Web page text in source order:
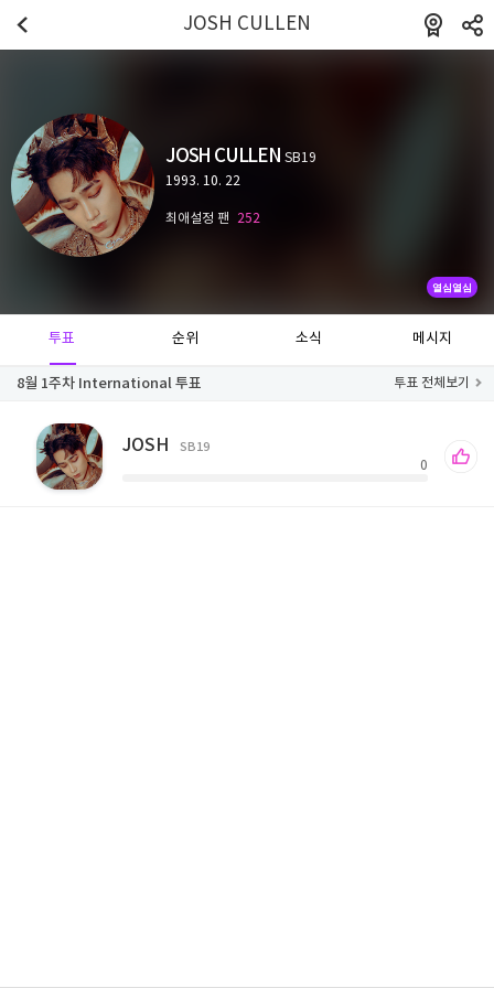
JOSH CULLEN
JOSH CULLEN SB19
1993. 10. 22
최애설정 팬 252
열심열심
투표 순위 소식 메시지
8월 1주차 International 투표 투표 전체보기
JOSH SB19
0